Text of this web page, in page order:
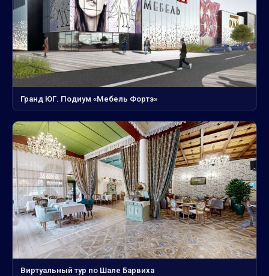
Гранд ЮГ. Подиум «Мебель Фортэ»
Виртуальный тур по Шале Барвиха